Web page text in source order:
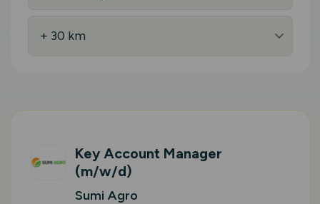
Key Account Manager
(m/w/d)
Sumi Agro